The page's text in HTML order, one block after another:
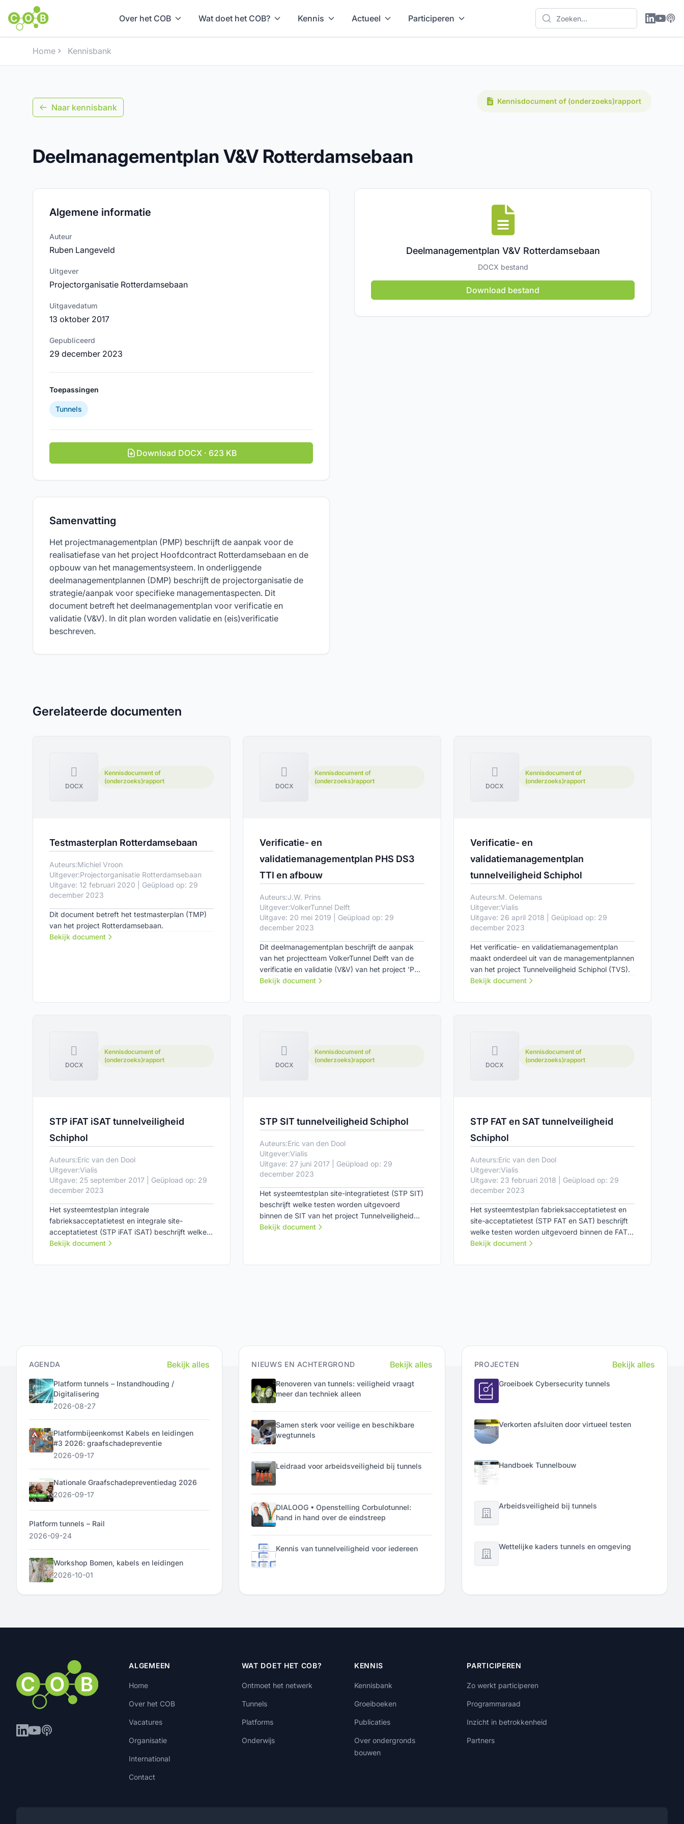
Over het COB Wat doet het COB? Kennis Actueel Participeren
Home Kennisbank
Naar kennisbank
Kennisdocument of (onderzoeks)rapport
Deelmanagementplan V&V Rotterdamsebaan
Algemene informatie
Auteur
Ruben Langeveld
Uitgever
Projectorganisatie Rotterdamsebaan
Uitgavedatum
13 oktober 2017
Gepubliceerd
29 december 2023
Toepassingen
Tunnels
Download DOCX · 623 KB
Samenvatting
Het projectmanagementplan (PMP) beschrijft de aanpak voor de
realisatiefase van het project Hoofdcontract Rotterdamsebaan en de
opbouw van het managementsysteem. In onderliggende
deelmanagementplannen (DMP) beschrijft de projectorganisatie de
strategie/aanpak voor specifieke managementaspecten. Dit
document betreft het deelmanagementplan voor verificatie en
validatie (V&V). In dit plan worden validatie en (eis)verificatie
beschreven.
Deelmanagementplan V&V Rotterdamsebaan
DOCX bestand
Download bestand
Gerelateerde documenten
DOCX
Kennisdocument of
(onderzoeks)rapport
Testmasterplan Rotterdamsebaan
Auteurs:Michiel Vroon
Uitgever:Projectorganisatie Rotterdamsebaan
Uitgave: 12 februari 2020 | Geüpload op: 29
december 2023
Dit document betreft het testmasterplan (TMP)
van het project Rotterdamsebaan.
Bekijk document
DOCX
Kennisdocument of
(onderzoeks)rapport
Verificatie- en
validatiemanagementplan PHS DS3
TTI en afbouw
Auteurs:J.W. Prins
Uitgever:VolkerTunnel Delft
Uitgave: 20 mei 2019 | Geüpload op: 29
december 2023
Dit deelmanagementplan beschrijft de aanpak
van het projectteam VolkerTunnel Delft van de
verificatie en validatie (V&V) van het project 'PHS
DS3 TTI en afbouw'.
Bekijk document
DOCX
Kennisdocument of
(onderzoeks)rapport
Verificatie- en
validatiemanagementplan
tunnelveiligheid Schiphol
Auteurs:M. Oelemans
Uitgever:Vialis
Uitgave: 26 april 2018 | Geüpload op: 29
december 2023
Het verificatie- en validatiemanagementplan
maakt onderdeel uit van de managementplannen
van het project Tunnelveiligheid Schiphol (TVS).
Bekijk document
DOCX
Kennisdocument of
(onderzoeks)rapport
STP iFAT iSAT tunnelveiligheid
Schiphol
Auteurs:Eric van den Dool
Uitgever:Vialis
Uitgave: 25 september 2017 | Geüpload op: 29
december 2023
Het systeemtestplan integrale
fabrieksacceptatietest en integrale site-
acceptatietest (STP iFAT iSAT) beschrijft welke
testen worden uitgevoerd binnen de iFAT en
Bekijk document
DOCX
Kennisdocument of
(onderzoeks)rapport
STP SIT tunnelveiligheid Schiphol
Auteurs:Eric van den Dool
Uitgever:Vialis
Uitgave: 27 juni 2017 | Geüpload op: 29
december 2023
Het systeemtestplan site-integratietest (STP SIT)
beschrijft welke testen worden uitgevoerd
binnen de SIT van het project Tunnelveiligheid
Schiphol.
Bekijk document
DOCX
Kennisdocument of
(onderzoeks)rapport
STP FAT en SAT tunnelveiligheid
Schiphol
Auteurs:Eric van den Dool
Uitgever:Vialis
Uitgave: 23 februari 2018 | Geüpload op: 29
december 2023
Het systeemtestplan fabrieksacceptatietest en
site-acceptatietest (STP FAT en SAT) beschrijft
welke testen worden uitgevoerd binnen de FAT
en SAT van het project Tunnelveiligheid Schiphol.
Bekijk document
AGENDA Bekijk alles
Platform tunnels – Instandhouding /
Digitalisering
2026-08-27
Platformbijeenkomst Kabels en leidingen
#3 2026: graafschadepreventie
2026-09-17
Nationale Graafschadepreventiedag 2026
2026-09-17
Platform tunnels – Rail
2026-09-24
Workshop Bomen, kabels en leidingen
2026-10-01
NIEUWS EN ACHTERGROND Bekijk alles
Renoveren van tunnels: veiligheid vraagt
meer dan techniek alleen
Samen sterk voor veilige en beschikbare
wegtunnels
Leidraad voor arbeidsveiligheid bij tunnels
DIALOOG • Openstelling Corbulotunnel:
hand in hand over de eindstreep
Kennis van tunnelveiligheid voor iedereen
PROJECTEN Bekijk alles
Groeiboek Cybersecurity tunnels
Verkorten afsluiten door virtueel testen
Handboek Tunnelbouw
Arbeidsveiligheid bij tunnels
Wettelijke kaders tunnels en omgeving
ALGEMEEN
Home
Over het COB
Vacatures
Organisatie
International
Contact
WAT DOET HET COB?
Ontmoet het netwerk
Tunnels
Platforms
Onderwijs
KENNIS
Kennisbank
Groeiboeken
Publicaties
Over ondergronds
bouwen
PARTICIPEREN
Zo werkt participeren
Programmaraad
Inzicht in betrokkenheid
Partners